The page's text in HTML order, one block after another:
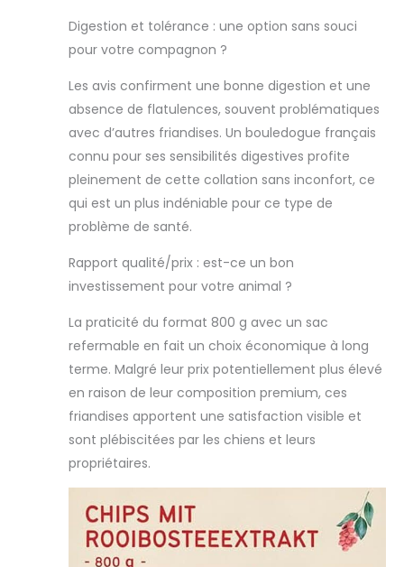
animal de compagnie et à
l'environnement
Digestion et tolérance : une option sans souci
pour votre compagnon ?
Les avis confirment une bonne digestion et une
absence de flatulences, souvent problématiques
avec d’autres friandises. Un bouledogue français
connu pour ses sensibilités digestives profite
pleinement de cette collation sans inconfort, ce
qui est un plus indéniable pour ce type de
problème de santé.
Rapport qualité/prix : est-ce un bon
investissement pour votre animal ?
La praticité du format 800 g avec un sac
refermable en fait un choix économique à long
terme. Malgré leur prix potentiellement plus élevé
en raison de leur composition premium, ces
friandises apportent une satisfaction visible et
sont plébiscitées par les chiens et leurs
propriétaires.